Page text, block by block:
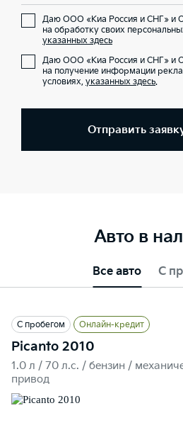
Даю ООО «Киа Россия и СНГ» и
на обработку своих
указанных здесь
Даю ООО «Киа Россия и СНГ» и
на получение информации
условиях, указанных здесь.
Отправить
Авто в
Все авто С
С пробегом Онлайн-кредит
Picanto 2010
1.0 л / 70 л.c. / бензин /
привод